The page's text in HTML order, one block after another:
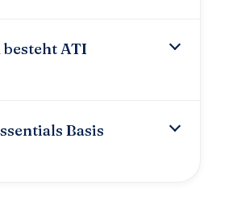
ATI
Basis